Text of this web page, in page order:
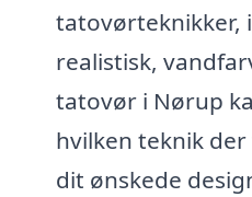
tatovørteknikker,
realistisk,
tatovør i Nørup
hvilken teknik
dit ønskede